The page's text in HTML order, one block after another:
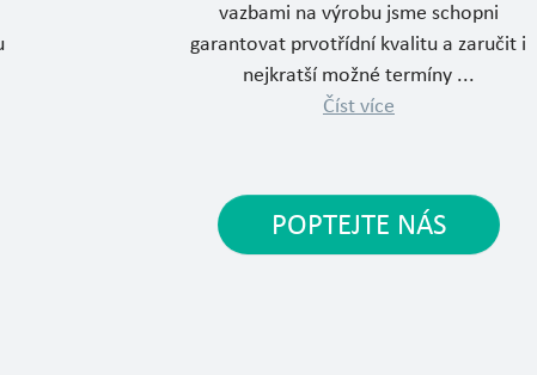
vazbami na výrobu jsme schopni
garantovat prvotřídní kvalitu a zaručit i
nejkratší možné termíny ...
Číst více
POPTEJTE NÁS